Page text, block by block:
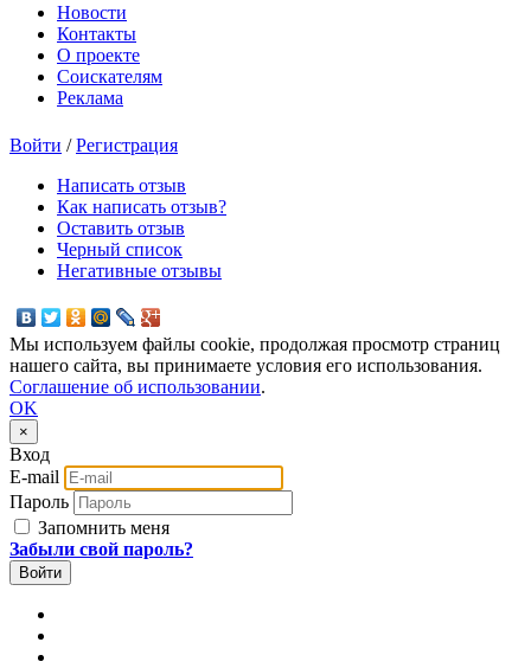
Новости
Контакты
О проекте
Соискателям
Реклама
Войти /Регистрация
Написать отзыв
Как написать отзыв?
Оставить отзыв
Черный список
Негативные отзывы
Мы используем файлы cookie, продолжая просмотр страниц
нашего сайта, вы принимаете условия его использования.
Соглашение об использовании.
OK
×
Вход
E-mail
Пароль
Запомнить меня
Забыли свой пароль?